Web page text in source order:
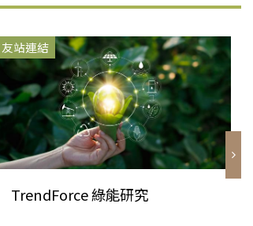
友站連結
TrendForce 綠能研究